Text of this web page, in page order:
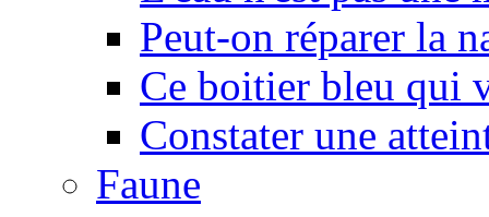
Peut-on réparer la
Ce boitier bleu qui
Constater une
Faune